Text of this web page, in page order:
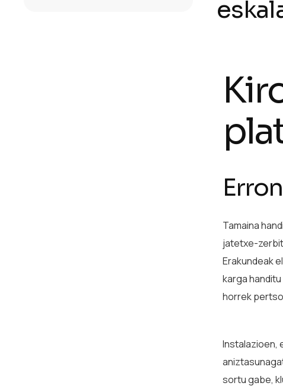
Tamaina
jatetxe-
Erakundeak
karga
horrek
Instalazioen,
sortu gabe,